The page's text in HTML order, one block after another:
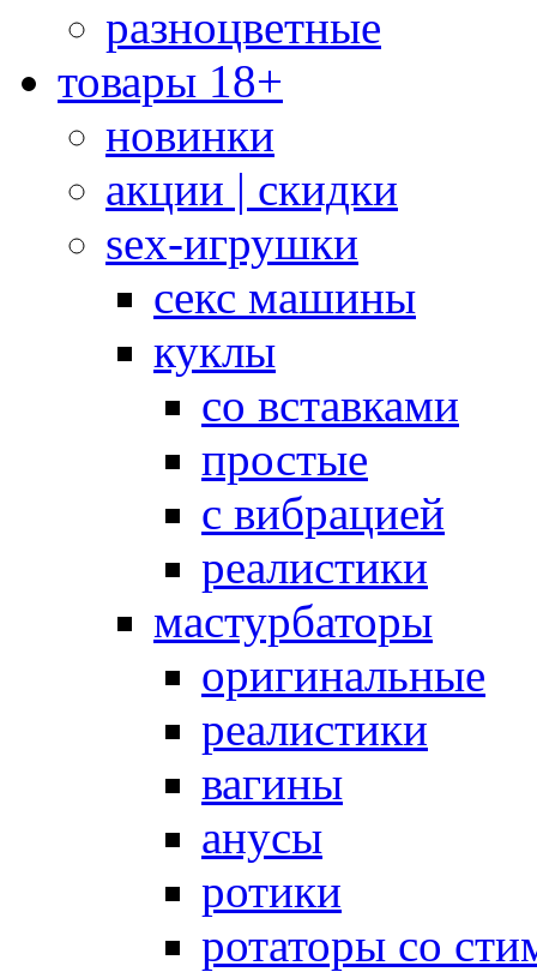
разноцветные
товары 18+
новинки
акции | скидки
sex-игрушки
секс машины
куклы
со вставками
простые
с вибрацией
реалистики
мастурбаторы
оригинальные
реалистики
вагины
анусы
ротики
ротаторы со